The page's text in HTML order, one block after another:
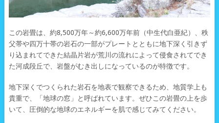
この岩畳は、約8,500万年～約6,600万年前（中生代白亜紀）、秩
父帯や四万十帯の岩石の一部がプレートとともに地下深く引きず
り込まれてできた結晶片岩が荒川の流れによって侵食されてでき
た河成段丘で、岩盤がむき出しになっているのが特徴です。
地下深くでつくられた岩石を地表で観察できるため、地質学上も
貴重で、「地球の窓」と呼ばれています。ぜひこの岩畳の上を歩
いて、圧倒的な地球のエネルギーを肌で感じてみてください。